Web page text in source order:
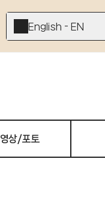
English - EN
영상/포토